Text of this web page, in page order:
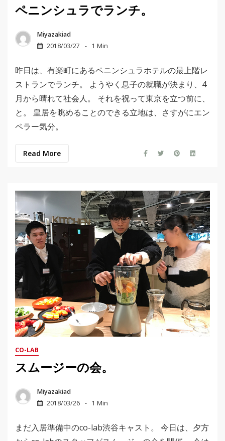
ペニンシュラでランチ。
Miyazakiad
2018/03/27
1 Min
昨日は、有楽町にあるペニンシュラホテルの最上階レ
ストランでランチ。 ようやく息子の就職が決まり、4
月から晴れて社会人。 それを祝って東京を立つ前に、
と。 皇居を眺めることのできる立地は、さすがにエン
ペラー気分。
Read More
CO-LAB
スムージーの会。
Miyazakiad
2018/03/26
1 Min
まだ入居準備中のco-lab渋谷キャスト。 今日は、夕方